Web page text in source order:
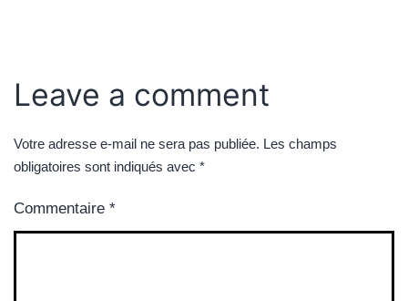
Leave a comment
Votre adresse e-mail ne sera pas publiée. Les champs
obligatoires sont indiqués avec *
Commentaire *